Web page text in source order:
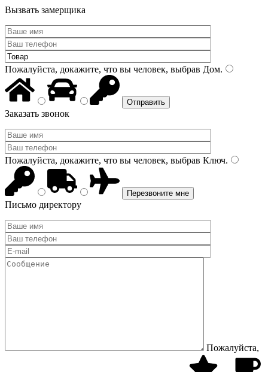
Вызвать замерщика
Пожалуйста, докажите, что вы человек, выбрав Дом.
Заказать звонок
Пожалуйста, докажите, что вы человек, выбрав Ключ.
Письмо директору
Пожалуйста,